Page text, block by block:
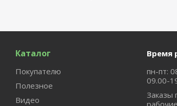
Каталог
Покупателю
Полезное
Видео
Время
пн-пт:
09.00-
Заказы